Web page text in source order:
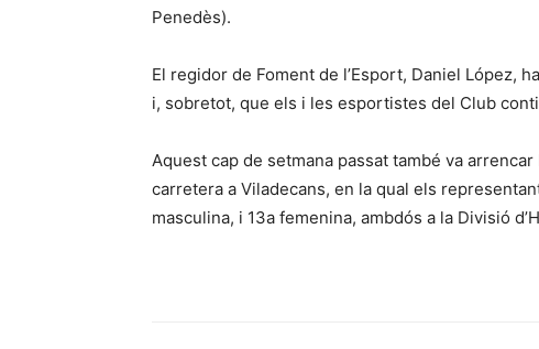
Penedès).
El regidor de Foment de l’Esport, Daniel López,
i, sobretot, que els i les esportistes del Club
Aquest cap de setmana passat també va
carretera a Viladecans, en la qual els
masculina, i 13a femenina, ambdós a la Divisió